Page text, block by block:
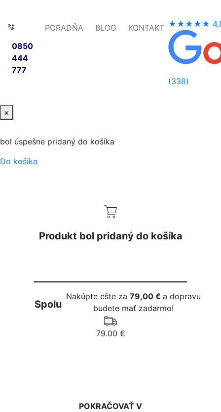
0850
444
777
PORADŇA BLOG KONTAKT ★★★★★
(338)
×
bol úspešne pridaný do košíka
Do košíka
Produkt bol pridaný do košíka
Spolu
Nakúpte ešte za79,00 €a dopravu
budete mať zadarmo!
79.00 €
POKRAČOVAŤ V